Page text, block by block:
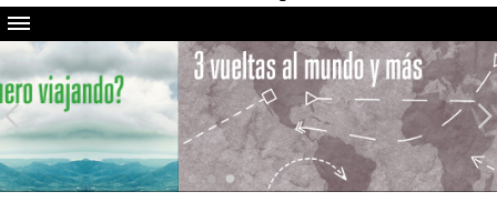
Quienes somos
El proyecto
Blog
Viaja con nosotros
Camino solidario